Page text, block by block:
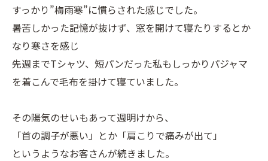
すっかり”梅雨寒”に慣らされた感じでした。
暑苦しかった記憶が抜けず、窓を開けて寝たりするとか
なり寒さを感じ
先週までTシャツ、短パンだった私もしっかりパジャマ
を着こんで毛布を掛けて寝ていました。
その陽気のせいもあって週明けから、
「首の調子が悪い」とか「肩こりで痛みが出て」
というようなお客さんが続きました。